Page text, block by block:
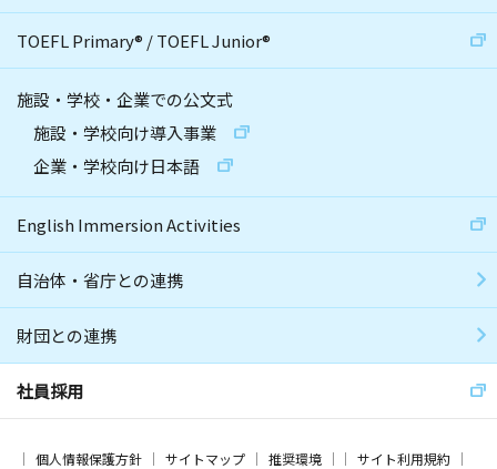
TOEFL Primary® /TOEFL Junior®
施設・学校・企業での公文式
施設・学校向け導入事業
企業・学校向け日本語
English Immersion Activities
自治体・省庁との連携
財団との連携
社員採用
個人情報保護方針 サイトマップ 推奨環境 サイト利用規約